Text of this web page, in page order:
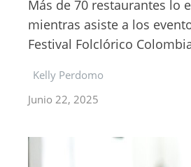
Más de 70 restaurantes lo
mientras asiste a los
Festival Folclórico
Kelly Perdomo
Junio 22, 2025